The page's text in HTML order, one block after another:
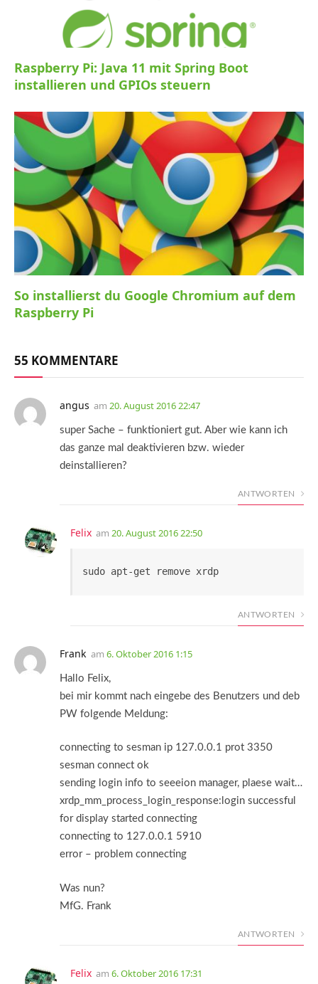
Raspberry Pi: Java 11 mit Spring Boot
installieren und GPIOs steuern
So installierst du Google Chromium auf dem
Raspberry Pi
55 KOMMENTARE
angus am 20. August 2016 22:47
super Sache – funktioniert gut. Aber wie kann ich
das ganze mal deaktivieren bzw. wieder
deinstallieren?
ANTWORTEN
Felix am 20. August 2016 22:50
sudo apt-get remove xrdp
ANTWORTEN
Frank am 6. Oktober 2016 1:15
Hallo Felix,
bei mir kommt nach eingebe des Benutzers und deb
PW folgende Meldung:
connecting to sesman ip 127.0.0.1 prot 3350
sesman connect ok
sending login info to seeeion manager, plaese wait…
xrdp_mm_process_login_response:login successful
for display started connecting
connecting to 127.0.0.1 5910
error – problem connecting
Was nun?
MfG. Frank
ANTWORTEN
Felix am 6. Oktober 2016 17:31